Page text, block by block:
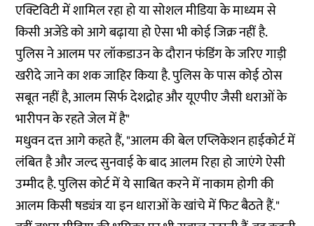
एक्टिविटी में शामिल रहा हो या सोशल मीडिया के माध्यम से
किसी अजेंडे को आगे बढ़ाया हो ऐसा भी कोई जिक्र नहीं है.
पुलिस ने आलम पर लॉकडाउन के दौरान फंडिंग के जरिए गाड़ी
खरीदे जाने का शक जाहिर किया है. पुलिस के पास कोई ठोस
सबूत नहीं है, आलम सिर्फ देशद्रोह और यूएपीए जैसी धराओं के
भारीपन के रहते जेल में है"
मधुवन दत्त आगे कहते हैं, "आलम की बेल एप्लिकेशन हाईकोर्ट में
लंबित है और जल्द सुनवाई के बाद आलम रिहा हो जाएंगे ऐसी
उम्मीद है. पुलिस कोर्ट में ये साबित करने में नाकाम होगी की
आलम किसी षड्यंत्र या इन धाराओं के खांचे में फिट बैठते हैं."